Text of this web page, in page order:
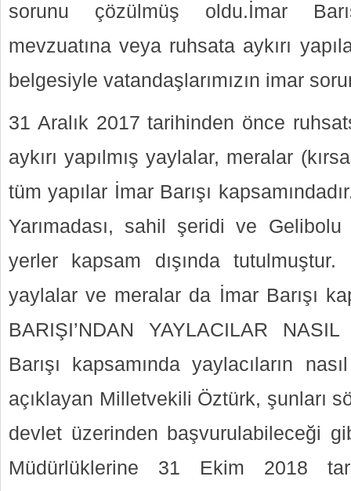
sorunu çözülmüş oldu.İmar
mevzuatına veya ruhsata aykırı
belgesiyle vatandaşlarımızın imar
31 Aralık 2017 tarihinden önce
aykırı yapılmış yaylalar, meralar
tüm yapılar İmar Barışı
Yarımadası, sahil şeridi ve
yerler kapsam dışında tutulmuştur.
yaylalar ve meralar da İmar Barışı
BARIŞI’NDAN YAYLACILAR NASIL
Barışı kapsamında yaylacıların
açıklayan Milletvekili Öztürk, şunları
devlet üzerinden başvurulabileceği
Müdürlüklerine 31 Ekim 2018